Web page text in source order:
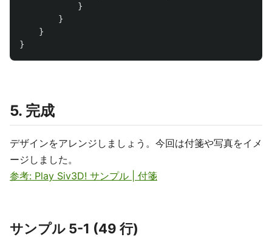
}
}
}
}
5. 完成
デザインをアレンジしましょう。今回は付箋や写真をイメ
ージしました。
参考: Play Siv3D! サンプル | 付箋
サンプル 5-1 (49 行)